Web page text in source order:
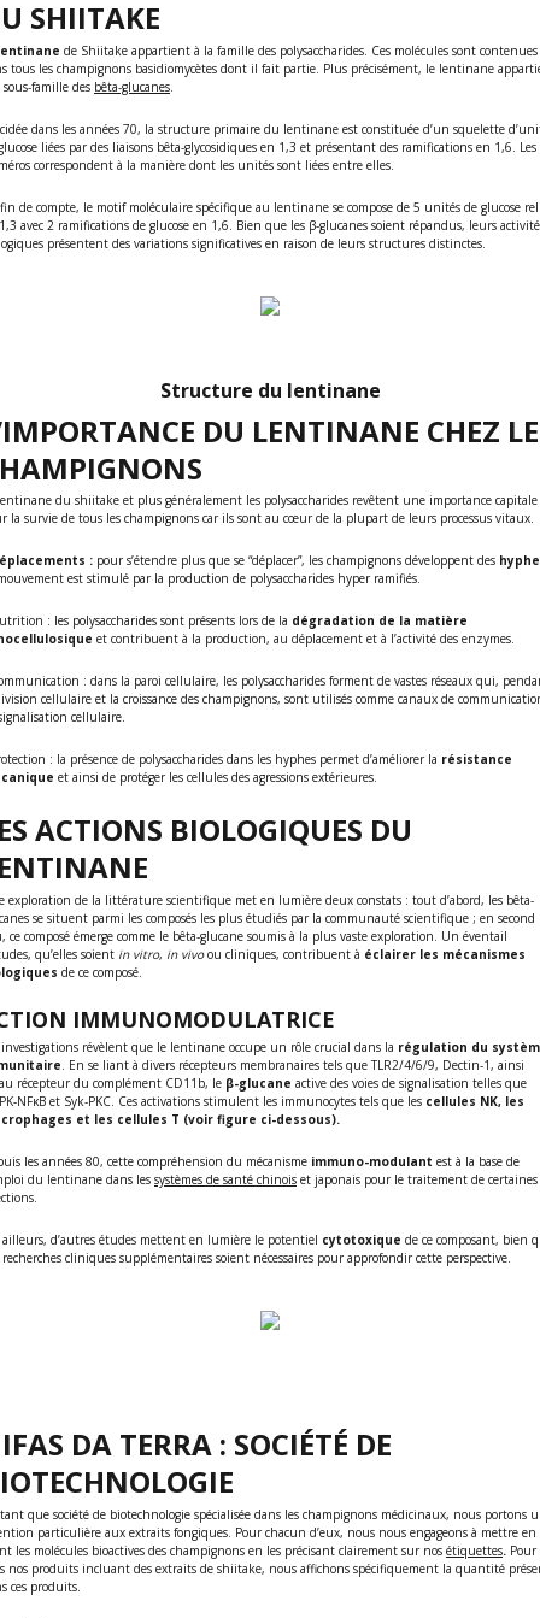
SHIITAKE
de Shiitake appartient à la famille des polysaccharides. Ces molécules sont contenues
tous les champignons basidiomycètes dont il fait partie. Plus précisément, le lentinane
sous-famille des bêta-glucanes
dans les années 70, la structure primaire du lentinane est constituée d’un squelette
liées par des liaisons bêta-glycosidiques en 1,3 et présentant des ramifications en 1,6. Les
correspondent à la manière dont les unités sont liées entre elles.
de compte, le motif moléculaire spécifique au lentinane se compose de 5 unités de glucose
avec 2 ramifications de glucose en 1,6. Bien que les β-glucanes soient répandus, leurs
présentent des variations significatives en raison de leurs structures distinctes.
Structure du lentinane
DU LENTINANE CHEZ
du shiitake et plus généralement les polysaccharides revêtent une importance capitale
la survie de tous les champignons car ils sont au cœur de la plupart de leurs processus vitaux.
éplacements : pour s’étendre plus que se “déplacer”, les champignons développent des
est stimulé par la production de polysaccharides hyper ramifiés.
: les polysaccharides sont présents lors de la dégradation de la matière
et contribuent à la production, au déplacement et à l’activité des enzymes.
: dans la paroi cellulaire, les polysaccharides forment de vastes réseaux qui,
cellulaire et la croissance des champignons, sont utilisés comme canaux de
cellulaire.
: la présence de polysaccharides dans les hyphes permet d’améliorer la résistance
et ainsi de protéger les cellules des agressions extérieures.
ACTIONS BIOLOGIQUES DU
exploration de la littérature scientifique met en lumière deux constats : tout d’abord, les bêta-
se situent parmi les composés les plus étudiés par la communauté scientifique ; en second
ce composé émerge comme le bêta-glucane soumis à la plus vaste exploration. Un éventail
qu’elles soient in vitro, in vivo ou cliniques, contribuent à éclairer les mécanismes
de ce composé.
IMMUNOMODULATRICE
investigations révèlent que le lentinane occupe un rôle crucial dans la régulation du
. En se liant à divers récepteurs membranaires tels que TLR2/4/6/9, Dectin-1, ainsi
récepteur du complément CD11b, le β-glucane active des voies de signalisation telles que
NFκB et Syk-PKC. Ces activations stimulent les immunocytes tels que les cellules NK, les
et les cellules T (voir figure ci-dessous).
les années 80, cette compréhension du mécanisme immuno-modulant est à la base de
du lentinane dans les systèmes de santé chinois et japonais pour le traitement de certaines
ailleurs, d’autres études mettent en lumière le potentiel cytotoxique de ce composant, bien
recherches cliniques supplémentaires soient nécessaires pour approfondir cette perspective.
DA TERRA : SOCIÉTÉ DE
que société de biotechnologie spécialisée dans les champignons médicinaux, nous portons
particulière aux extraits fongiques. Pour chacun d’eux, nous nous engageons à mettre en
les molécules bioactives des champignons en les précisant clairement sur nos étiquettes. Pour
nos produits incluant des extraits de shiitake, nous affichons spécifiquement la quantité
ces produits.